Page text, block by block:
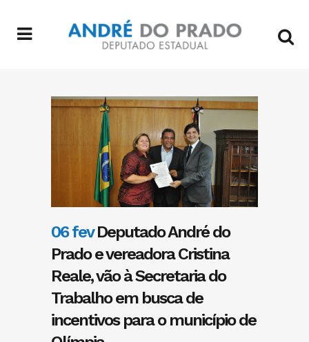
06 fevDeputado André do
Prado e vereadora Cristina
Reale, vão à Secretaria do
Trabalho em busca de
incentivos para o município de